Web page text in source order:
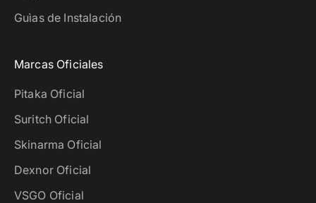
Guìas de Instalación
Marcas Oficiales
Pitaka Oficial
Suritch Oficial
Skinarma Oficial
Dexnor Oficial
VSGO Oficial